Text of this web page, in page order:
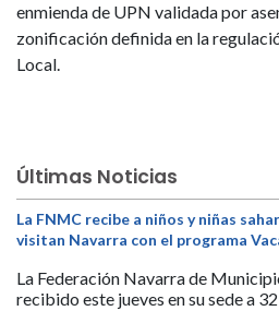
enmienda de UPN validada por
zonificación definida en la
Local.
Últimas Noticias
La FNMC recibe a niños y niñas
visitan Navarra con el programa
La Federación Navarra de
recibido este jueves en su sede a